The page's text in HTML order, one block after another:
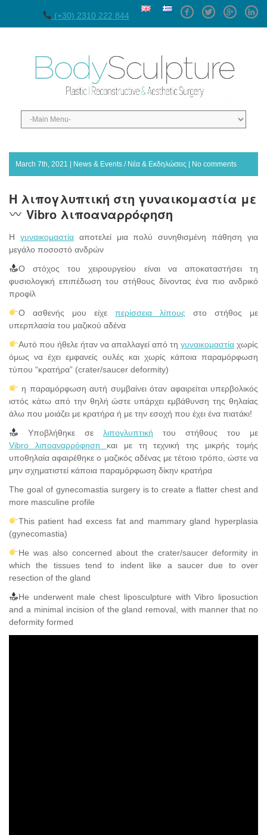
(+30) 2310 222 844
FacebookTwitterGPlus
March 7th, 2021 | News & Events / Νέα & Εκδηλώσεις | No comments
Η λιπογλυπτική στη γυναικομαστία με
Vibro λιποαναρρόφηση
Η γυναικομαστίααποτελεί μια πολύ συνηθισμένη πάθηση για
μεγάλο ποσοστό ανδρών
Ο στόχος του χειρουργείου είναι να αποκαταστήσει τη
φυσιολογική επιπέδωση του στήθους δίνοντας ένα πιο ανδρικό
προφίλ
Ο ασθενής μου είχε περίσσεια λίπους στο στήθος με
υπερπλασία του μαζικού αδένα
Αυτό που ήθελε ήταν να απαλλαγεί από τη γυναικομαστία χωρίς
όμως να έχει εμφανείς ουλές και χωρίς κάποια παραμόρφωση
τύπου “κρατήρα” (crater/saucer deformity)
η παραμόρφωση αυτή συμβαίνει όταν αφαιρείται υπερβολικός
ιστός κάτω από την θηλή ώστε υπάρχει εμβάθυνση της θηλαίας
άλω που μοιάζει με κρατήρα ή με την εσοχή που έχει ένα πιατάκι!
Υποβλήθηκε σε λιπογλυπτική του στήθους του με
Vibro λιποαναρρόφηση και με τη τεχνική της μικρής τομής
υποθηλαία αφαιρέθηκε ο μαζικός αδένας με τέτοιο τρόπο, ώστε να
μην σχηματιστεί κάποια παραμόρφωση δίκην κρατήρα
The goal of gynecomastia surgery is to create a flatter chest and
more masculine profile
This patient had excess fat and mammary gland hyperplasia
(gynecomastia)
He was also concerned about the crater/saucer deformity in
which the tissues tend to indent like a saucer due to over
resection of the gland
He underwent male chest liposculpture with Vibro liposuction
and a minimal incision of the gland removal, with manner that no
deformity formed